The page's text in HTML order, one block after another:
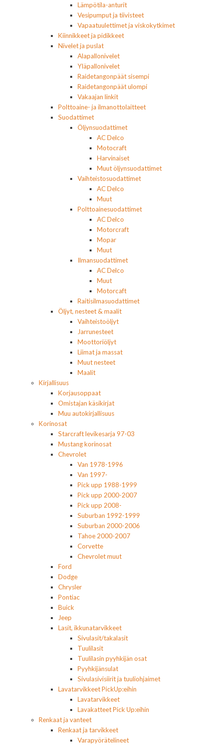
Lämpötila-anturit
Vesipumput ja tiivisteet
Vapaatuulettimet ja viskokytkimet
Kiinnikkeet ja pidikkeet
Nivelet ja puslat
Alapallonivelet
Yläpallonivelet
Raidetangonpäät sisempi
Raidetangonpäät ulompi
Vakaajan linkit
Polttoaine- ja ilmanottolaitteet
Suodattimet
Öljynsuodattimet
AC Delco
Motocraft
Harvinaiset
Muut öljynsuodattimet
Vaihteistosuodattimet
AC Delco
Muut
Polttoainesuodattimet
AC Delco
Motorcraft
Mopar
Muut
Ilmansuodattimet
AC Delco
Muut
Motorcaft
Raitisilmasuodattimet
Öljyt, nesteet & maalit
Vaihteistoöljyt
Jarrunesteet
Moottoriöljyt
Liimat ja massat
Muut nesteet
Maalit
Kirjallisuus
Korjausoppaat
Omistajan käsikirjat
Muu autokirjallisuus
Korinosat
Starcraft levikesarja 97-03
Mustang korinosat
Chevrolet
Van 1978-1996
Van 1997-
Pick upp 1988-1999
Pick upp 2000-2007
Pick upp 2008-
Suburban 1992-1999
Suburban 2000-2006
Tahoe 2000-2007
Corvette
Chevrolet muut
Ford
Dodge
Chrysler
Pontiac
Buick
Jeep
Lasit, ikkunatarvikkeet
Sivulasit/takalasit
Tuulilasit
Tuulilasin pyyhkijän osat
Pyyhkijänsulat
Sivulasivisiirit ja tuuliohjaimet
Lavatarvikkeet PickUp:eihin
Lavatarvikkeet
Lavakatteet Pick Up:eihin
Renkaat ja vanteet
Renkaat ja tarvikkeet
Varapyörätelineet